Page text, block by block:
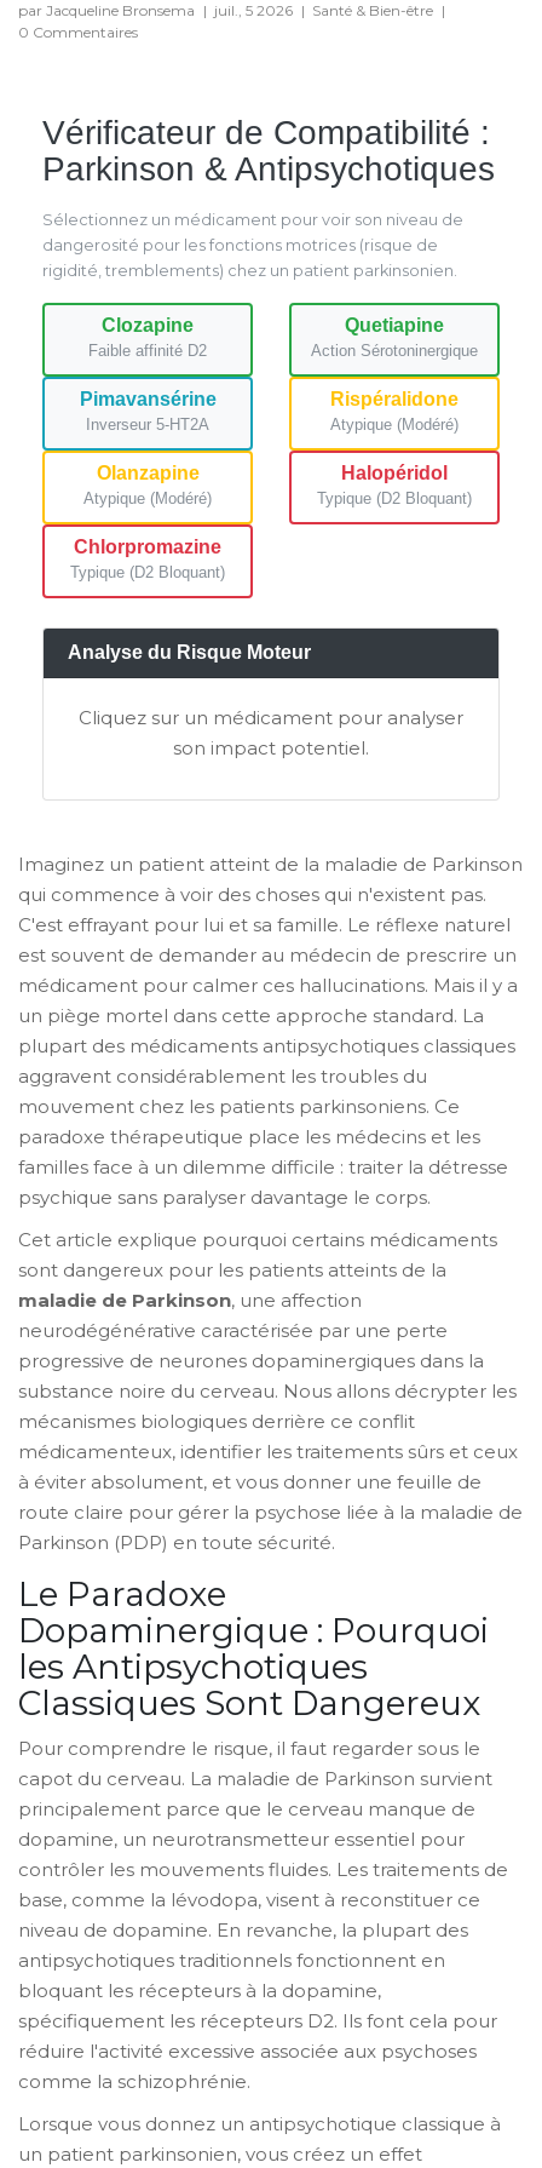
par Jacqueline Bronsema | juil., 5 2026 | Santé & Bien-être |
0 Commentaires
Vérificateur de Compatibilité :
Parkinson & Antipsychotiques
Sélectionnez un médicament pour voir son niveau de
dangerosité pour les fonctions motrices (risque de
rigidité, tremblements) chez un patient parkinsonien.
Clozapine
Faible affinité D2
Quetiapine
Action Sérotoninergique
Pimavansérine
Inverseur 5-HT2A
Rispéralidone
Atypique (Modéré)
Olanzapine
Atypique (Modéré)
Halopéridol
Typique (D2 Bloquant)
Chlorpromazine
Typique (D2 Bloquant)
Analyse du Risque Moteur
Cliquez sur un médicament pour analyser
son impact potentiel.
Imaginez un patient atteint de la maladie de Parkinson
qui commence à voir des choses qui n'existent pas.
C'est effrayant pour lui et sa famille. Le réflexe naturel
est souvent de demander au médecin de prescrire un
médicament pour calmer ces hallucinations. Mais il y a
un piège mortel dans cette approche standard. La
plupart des médicaments antipsychotiques classiques
aggravent considérablement les troubles du
mouvement chez les patients parkinsoniens. Ce
paradoxe thérapeutique place les médecins et les
familles face à un dilemme difficile : traiter la détresse
psychique sans paralyser davantage le corps.
Cet article explique pourquoi certains médicaments
sont dangereux pour les patients atteints de la
maladie de Parkinson, une affection
neurodégénérative caractérisée par une perte
progressive de neurones dopaminergiques dans la
substance noire du cerveau. Nous allons décrypter les
mécanismes biologiques derrière ce conflit
médicamenteux, identifier les traitements sûrs et ceux
à éviter absolument, et vous donner une feuille de
route claire pour gérer la psychose liée à la maladie de
Parkinson (PDP) en toute sécurité.
Le Paradoxe
Dopaminergique : Pourquoi
les Antipsychotiques
Classiques Sont Dangereux
Pour comprendre le risque, il faut regarder sous le
capot du cerveau. La maladie de Parkinson survient
principalement parce que le cerveau manque de
dopamine, un neurotransmetteur essentiel pour
contrôler les mouvements fluides. Les traitements de
base, comme la lévodopa, visent à reconstituer ce
niveau de dopamine. En revanche, la plupart des
antipsychotiques traditionnels fonctionnent en
bloquant les récepteurs à la dopamine,
spécifiquement les récepteurs D2. Ils font cela pour
réduire l'activité excessive associée aux psychoses
comme la schizophrénie.
Lorsque vous donnez un antipsychotique classique à
un patient parkinsonien, vous créez un effet